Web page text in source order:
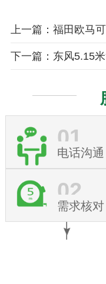
上一篇：福田欧马
下一篇：东风5.15
01
电话沟通
02
需求核对